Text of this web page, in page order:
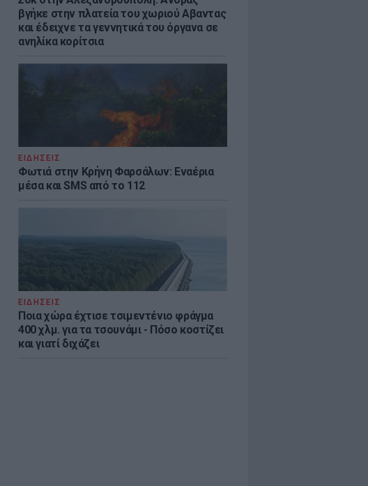
βγήκε στην πλατεία του χωριού Αβαντας
και έδειχνε τα γεννητικά του όργανα σε
ανηλίκα κορίτσια
ΕΙΔΗΣΕΙΣ
Φωτιά στην Κρήνη Φαρσάλων: Εναέρια
μέσα και SMS από το 112
ΕΙΔΗΣΕΙΣ
Ποια χώρα έχτισε τσιμεντένιο φράγμα
400 χλμ. για τα τσουνάμι - Πόσο κοστίζει
και γιατί διχάζει